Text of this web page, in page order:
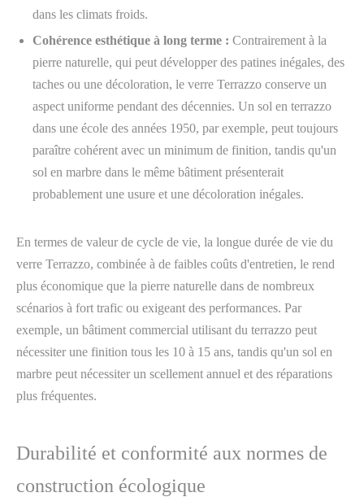
dans les climats froids.
Cohérence esthétique à long terme : Contrairement à la
pierre naturelle, qui peut développer des patines inégales, des
taches ou une décoloration, le verre Terrazzo conserve un
aspect uniforme pendant des décennies. Un sol en terrazzo
dans une école des années 1950, par exemple, peut toujours
paraître cohérent avec un minimum de finition, tandis qu'un
sol en marbre dans le même bâtiment présenterait
probablement une usure et une décoloration inégales.
En termes de valeur de cycle de vie, la longue durée de vie du
verre Terrazzo, combinée à de faibles coûts d'entretien, le rend
plus économique que la pierre naturelle dans de nombreux
scénarios à fort trafic ou exigeant des performances. Par
exemple, un bâtiment commercial utilisant du terrazzo peut
nécessiter une finition tous les 10 à 15 ans, tandis qu'un sol en
marbre peut nécessiter un scellement annuel et des réparations
plus fréquentes.
Durabilité et conformité aux normes de
construction écologique